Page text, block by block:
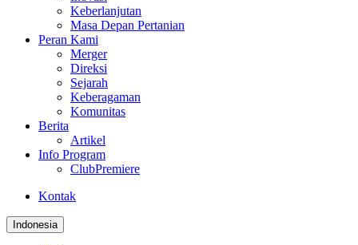
Keberlanjutan
Masa Depan Pertanian
Peran Kami
Merger
Direksi
Sejarah
Keberagaman
Komunitas
Berita
Artikel
Info Program
ClubPremiere
Kontak
Indonesia